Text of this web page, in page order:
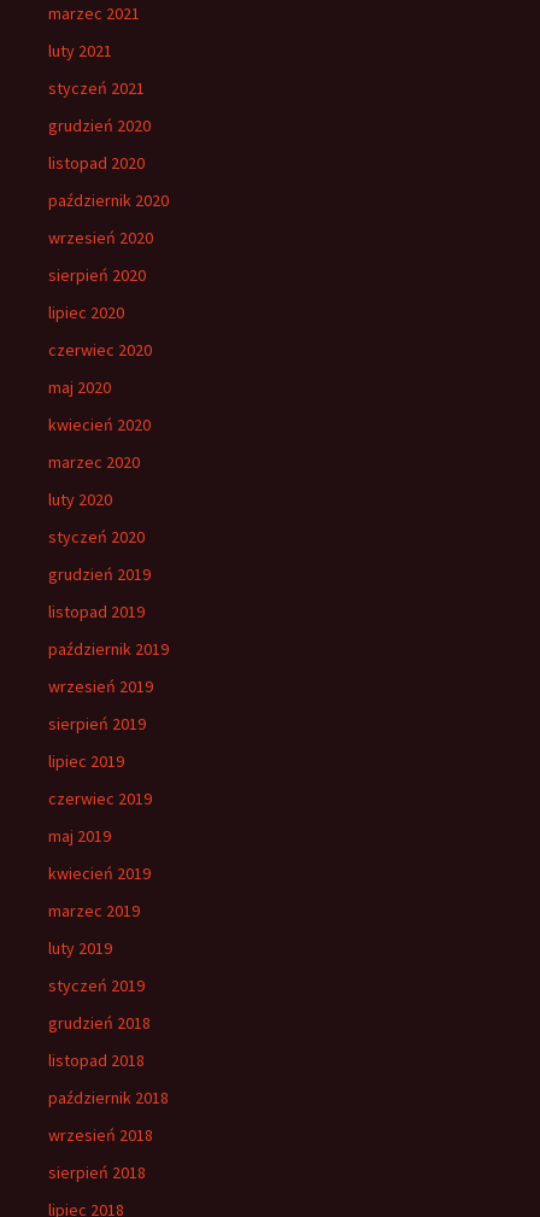
marzec 2021
luty 2021
styczeń 2021
grudzień 2020
listopad 2020
październik 2020
wrzesień 2020
sierpień 2020
lipiec 2020
czerwiec 2020
maj 2020
kwiecień 2020
marzec 2020
luty 2020
styczeń 2020
grudzień 2019
listopad 2019
październik 2019
wrzesień 2019
sierpień 2019
lipiec 2019
czerwiec 2019
maj 2019
kwiecień 2019
marzec 2019
luty 2019
styczeń 2019
grudzień 2018
listopad 2018
październik 2018
wrzesień 2018
sierpień 2018
lipiec 2018